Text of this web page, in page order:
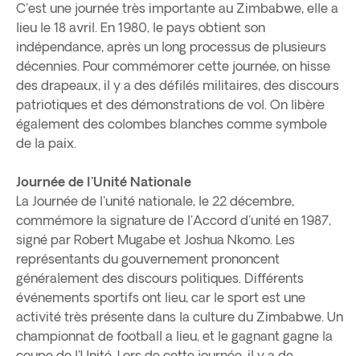
C'est une journée très importante au Zimbabwe, elle a
lieu le 18 avril. En 1980, le pays obtient son
indépendance, après un long processus de plusieurs
décennies. Pour commémorer cette journée, on hisse
des drapeaux, il y a des défilés militaires, des discours
patriotiques et des démonstrations de vol. On libère
également des colombes blanches comme symbole
de la paix.
Journée de l'Unité Nationale
La Journée de l'unité nationale, le 22 décembre,
commémore la signature de l'Accord d'unité en 1987,
signé par Robert Mugabe et Joshua Nkomo. Les
représentants du gouvernement prononcent
généralement des discours politiques. Différents
événements sportifs ont lieu, car le sport est une
activité très présente dans la culture du Zimbabwe. Un
championnat de football a lieu, et le gagnant gagne la